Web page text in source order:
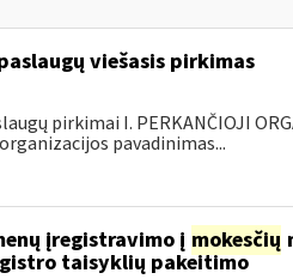
viešasis pirkimas
pirkimai I. PERKANČIOJI
pavadinimas...
įregistravimo į mokesčių
taisyklių pakeitimo